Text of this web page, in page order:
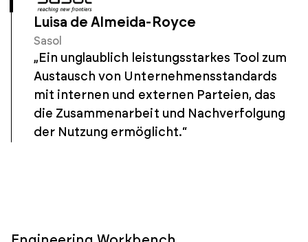
Luisa de Almeida-Royce
Sasol
„Ein unglaublich leistungsstarkes Tool zum
Austausch von Unternehmensstandards
mit internen und externen Parteien, das
die Zusammenarbeit und Nachverfolgung
der Nutzung ermöglicht.“